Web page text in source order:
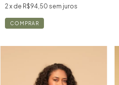
2 x de R$94,50 sem juros
COMPRAR